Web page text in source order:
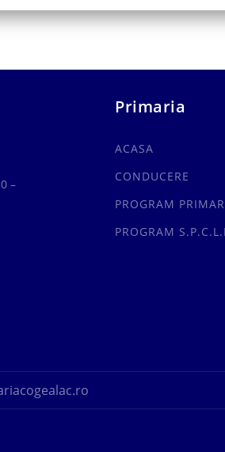
–
Primaria
ACASA
CONDUCERE
PROGRAM
PROGRAM